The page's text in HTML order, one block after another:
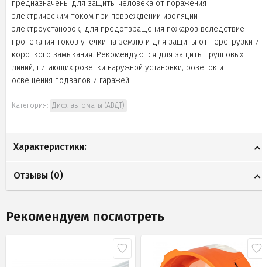
предназначены для защиты человека от поражения
электрическим током при повреждении изоляции
электроустановок, для предотвращения пожаров вследствие
протекания токов утечки на землю и для защиты от перегрузки и
короткого замыкания. Рекомендуются для защиты групповых
линий, питающих розетки наружной установки, розеток и
освещения подвалов и гаражей.
Категория: Диф. автоматы (АВДТ)
Характеристики:
Отзывы (0)
Рекомендуем посмотреть